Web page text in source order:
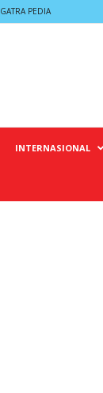
GATRA PEDIA
INTERNASIONAL